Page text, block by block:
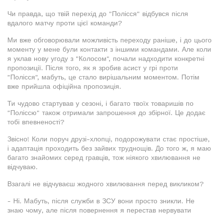
Чи правда, що твій перехід до "Полісся" відбувся після
вдалого матчу проти цієї команди?
Ми вже обговорювали можливість переходу раніше, і до цього
моменту у мене були контакти з іншими командами. Але коли
я уклав нову угоду з "Колосом", почали надходити конкретні
пропозиції. Після того, як я зробив асист у грі проти
"Полісся", мабуть, це стало вирішальним моментом. Потім
вже прийшла офіційна пропозиція.
Ти чудово стартував у сезоні, і багато твоїх товаришів по
"Поліссю" також отримали запрошення до збірної. Це додає
тобі впевненості?
Звісно! Коли поруч друзі-хлопці, подорожувати стає простіше,
і адаптація проходить без зайвих труднощів. До того ж, я маю
багато знайомих серед гравців, тож ніякого хвилювання не
відчуваю.
Взагалі не відчуваєш жодного хвилювання перед викликом?
- Ні. Мабуть, після служби в ЗСУ вони просто зникли. Не
знаю чому, але після повернення я перестав нервувати